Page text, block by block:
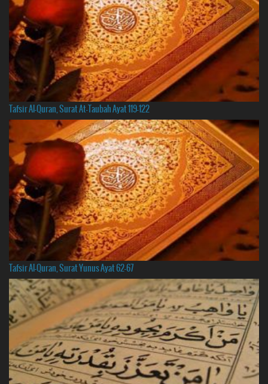
Tafsir Al-Quran, Surat At-Taubah Ayat 119-122
Tafsir Al-Quran, Surat Yunus Ayat 62-67